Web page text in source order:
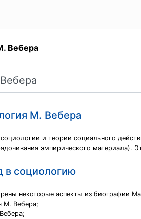
Вебера
М. Вебера
и теории социального
эмпирического материала).
в социологию
некоторые аспекты из биографии
М. Вебера;